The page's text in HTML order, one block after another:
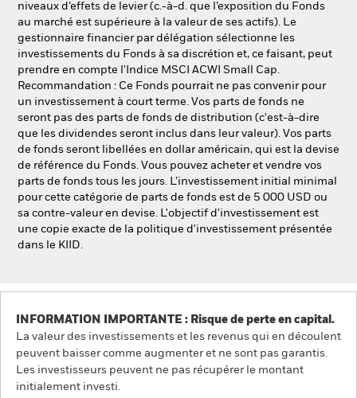
niveaux d’effets de levier (c.-à-d. que l’exposition du Fonds
au marché est supérieure à la valeur de ses actifs). Le
gestionnaire financier par délégation sélectionne les
investissements du Fonds à sa discrétion et, ce faisant, peut
prendre en compte l'Indice MSCI ACWI Small Cap.
Recommandation : Ce Fonds pourrait ne pas convenir pour
un investissement à court terme. Vos parts de fonds ne
seront pas des parts de fonds de distribution (c'est-à-dire
que les dividendes seront inclus dans leur valeur). Vos parts
de fonds seront libellées en dollar américain, qui est la devise
de référence du Fonds. Vous pouvez acheter et vendre vos
parts de fonds tous les jours. L’investissement initial minimal
pour cette catégorie de parts de fonds est de 5 000 USD ou
sa contre-valeur en devise. L'objectif d'investissement est
une copie exacte de la politique d'investissement présentée
dans le KIID.
INFORMATION IMPORTANTE : Risque de perte en capital.
La valeur des investissements et les revenus qui en découlent
peuvent baisser comme augmenter et ne sont pas garantis.
Les investisseurs peuvent ne pas récupérer le montant
initialement investi.